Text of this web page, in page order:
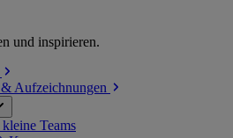
und inspirieren.
& Aufzeichnungen
Teams